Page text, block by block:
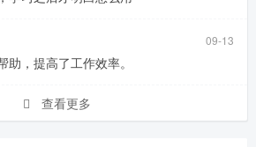
09-13
助，提高了工作效率。
查看更多